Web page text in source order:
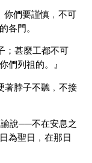
你們要謹慎﹐不可
各門。
；甚麼工都不可
們列祖的。』
著脖子不聽﹐不接
說──不在安息之
為聖日﹐在那日